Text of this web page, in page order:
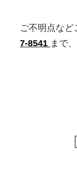
ご不明点など
7-8541 まで